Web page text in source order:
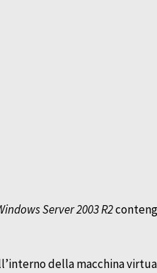
Server 2003 R2
della macchina